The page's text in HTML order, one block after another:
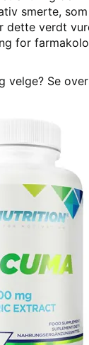
smerte,
dette verdt
for
velge? Se